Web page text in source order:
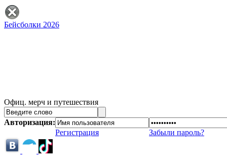
Бейсболки 2026
Офиц. мерч и путешествия
Авторизация:
Регистрация
Забыли пароль?